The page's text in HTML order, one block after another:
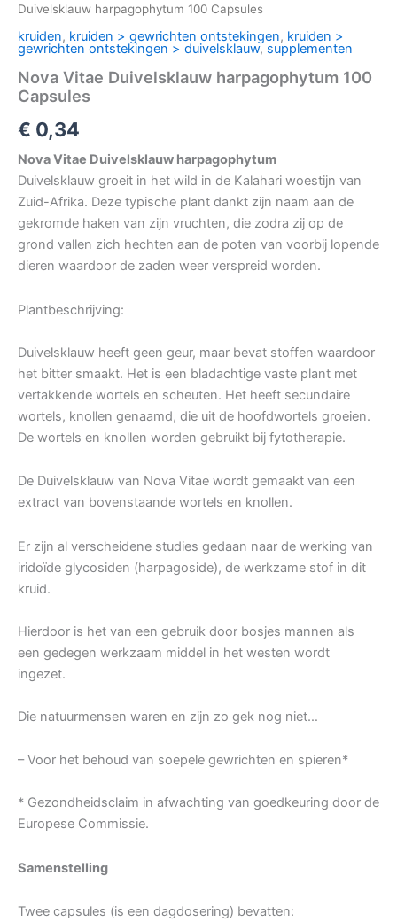
Duivelsklauw harpagophytum 100 Capsules
kruiden, kruiden > gewrichten ontstekingen, kruiden >
gewrichten ontstekingen > duivelsklauw, supplementen
Nova Vitae Duivelsklauw harpagophytum 100
Capsules
€ 0,34
Nova Vitae Duivelsklauw harpagophytum
Duivelsklauw groeit in het wild in de Kalahari woestijn van
Zuid-Afrika. Deze typische plant dankt zijn naam aan de
gekromde haken van zijn vruchten, die zodra zij op de
grond vallen zich hechten aan de poten van voorbij lopende
dieren waardoor de zaden weer verspreid worden.
Plantbeschrijving:
Duivelsklauw heeft geen geur, maar bevat stoffen waardoor
het bitter smaakt. Het is een bladachtige vaste plant met
vertakkende wortels en scheuten. Het heeft secundaire
wortels, knollen genaamd, die uit de hoofdwortels groeien.
De wortels en knollen worden gebruikt bij fytotherapie.
De Duivelsklauw van Nova Vitae wordt gemaakt van een
extract van bovenstaande wortels en knollen.
Er zijn al verscheidene studies gedaan naar de werking van
iridoïde glycosiden (harpagoside), de werkzame stof in dit
kruid.
Hierdoor is het van een gebruik door bosjes mannen als
een gedegen werkzaam middel in het westen wordt
ingezet.
Die natuurmensen waren en zijn zo gek nog niet…
– Voor het behoud van soepele gewrichten en spieren*
* Gezondheidsclaim in afwachting van goedkeuring door de
Europese Commissie.
Samenstelling
Twee capsules (is een dagdosering) bevatten: